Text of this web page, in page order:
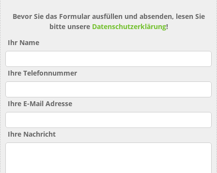
Bevor Sie das Formular ausfüllen und absenden, lesen Sie
bitte unsere Datenschutzerklärung!
Ihr Name
Ihre Telefonnummer
Ihre E-Mail Adresse
Ihre Nachricht